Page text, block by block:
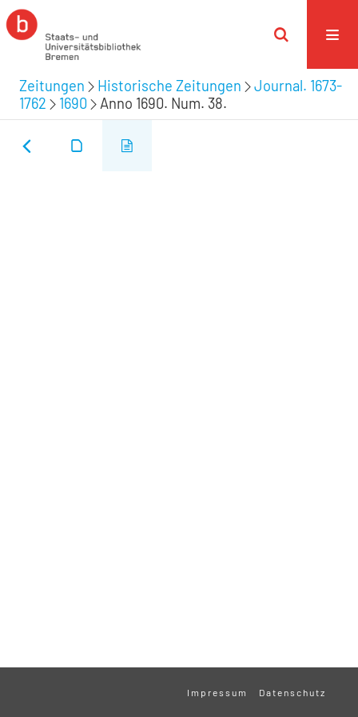
Zeitungen Historische Zeitungen
Journal. 1673-
1762
1690 Anno 1690. Num. 38.
Impressum Datenschutz